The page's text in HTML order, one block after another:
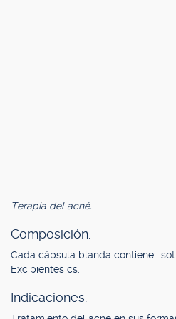
Terapia del acné.
Composición.
Cada cápsula blanda contiene:
Excipientes cs.
Indicaciones.